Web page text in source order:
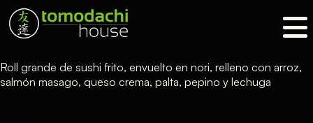
Roll grande de sushi frito, envuelto en nori, relleno con arroz,
salmón masago, queso crema, palta, pepino y lechuga